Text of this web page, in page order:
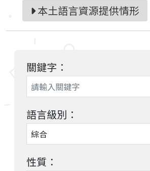
本土語言資源提供情形
關鍵字：
語言級別：
性質：